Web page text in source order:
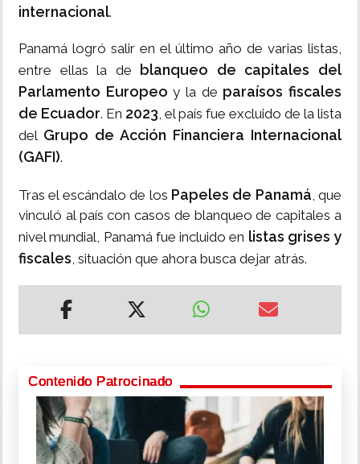
internacional.
Panamá logró salir en el último año de varias listas,
entre ellas la de
blanqueo de capitales del
Parlamento Europeo y la de paraísos fiscales
de Ecuador. En 2023, el país fue excluido de la lista
del Grupo de Acción Financiera Internacional
(GAFI).
Tras el escándalo de los Papeles de Panamá, que
vinculó al país con casos de blanqueo de capitales a
nivel mundial, Panamá fue incluido en listas grises y
fiscales, situación que ahora busca dejar atrás.
Contenido Patrocinado